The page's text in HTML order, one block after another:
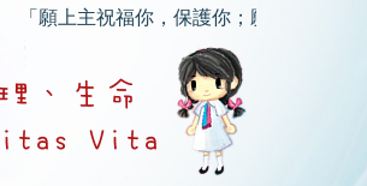
「願上主祝福你，保護你；願上主的慈顏